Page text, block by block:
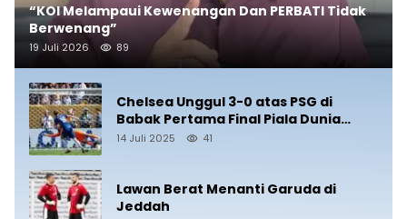
“KOI Melampaui Kewenangan Dan PERBATI Tidak
Berwenang”
19 Juli 2026 89
Chelsea Unggul 3-0 atas PSG di
Babak Pertama Final Piala Dunia
Antarklub 2025
14 Juli 2025 41
Lawan Berat Menanti Garuda di
Jeddah